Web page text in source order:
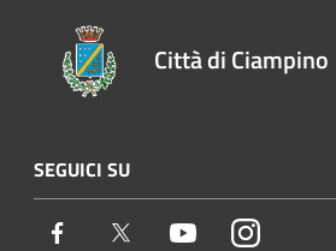
Città di Ciampino
SEGUICI SU
Facebook Twitter YoutubeInstagram